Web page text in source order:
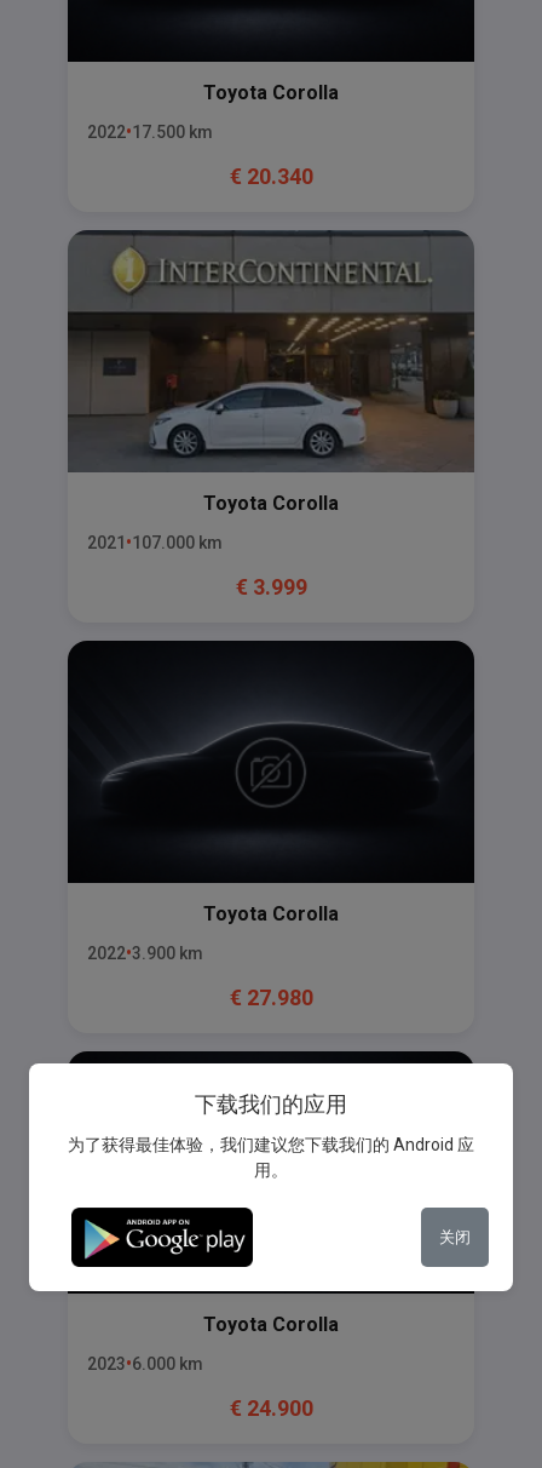
Toyota Corolla
2022 17.500 km
€ 20.340
Toyota Corolla
2021 107.000 km
€ 3.999
Toyota Corolla
2022 3.900 km
€ 27.980
Toyota Corolla
2023 6.000 km
€ 24.900
下载我们的应用
为了获得最佳体验，我们建议您下载我们的 Android 应
用。
关闭